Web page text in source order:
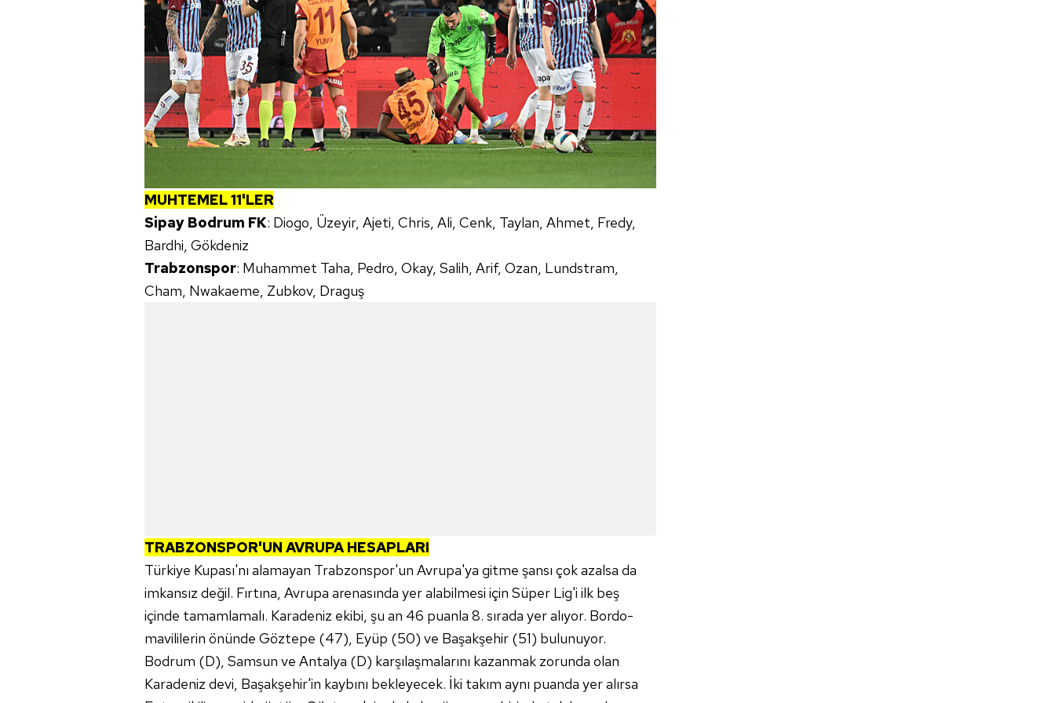
mevzuata uygun olarak kullanılan çerezlerle ilgili bilgi almak için lütfentıklayınız.
MUHTEMEL 11'LER
Sipay Bodrum FK: Diogo, Üzeyir, Ajeti, Chris, Ali, Cenk, Taylan, Ahmet, Fredy,
Bardhi, Gökdeniz
Trabzonspor: Muhammet Taha, Pedro, Okay, Salih, Arif, Ozan, Lundstram,
Cham, Nwakaeme, Zubkov, Draguş
TRABZONSPOR'UN AVRUPA HESAPLARI
Türkiye Kupası'nı alamayan Trabzonspor'un Avrupa'ya gitme şansı çok azalsa da
imkansız değil. Fırtına, Avrupa arenasında yer alabilmesi için Süper Lig'i ilk beş
içinde tamamlamalı. Karadeniz ekibi, şu an 46 puanla 8. sırada yer alıyor. Bordo-
mavililerin önünde Göztepe (47), Eyüp (50) ve Başakşehir (51) bulunuyor.
Bodrum (D), Samsun ve Antalya (D) karşılaşmalarını kazanmak zorunda olan
Karadeniz devi, Başakşehir'in kaybını bekleyecek. İki takım aynı puanda yer alırsa